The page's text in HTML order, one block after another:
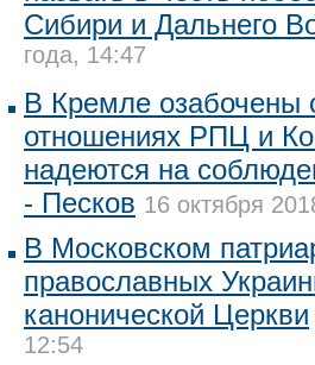
Сибири и Дальнего
года, 14:47
В Кремле озабочены
отношениях РПЦ и
надеются на
- Песков 16 октября
В Московском
православных
канонической Церкви
12:54